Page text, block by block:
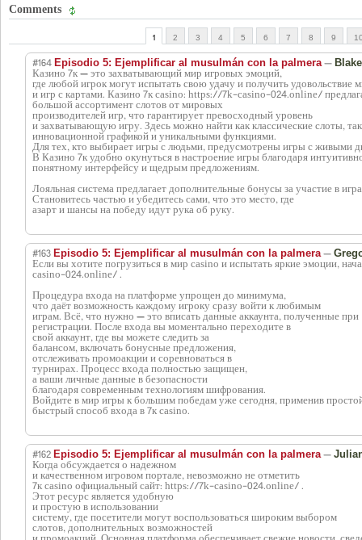
Comments
1 2 3 4 5 6 7 8 9
#164 Episodio 5: Ejemplificar al musulmán con la palmera— Blake
Казино 7к — это захватывающий мир игровых эмоций,
где любой игрок могут испытать свою удачу и получить удовольствие
и игр с картами. Казино 7к casino: https://7k-casino-024.online/
большой ассортимент слотов от мировых
производителей игр, что гарантирует превосходный уровень
и захватывающую игру. Здесь можно найти как классические слоты,
инновационной графикой и уникальными функциями.
Для тех, кто выбирает игры с людьми, предусмотрены игры с живыми
В Казино 7к удобно окунуться в настроение игры благодаря
понятному интерфейсу и щедрым предложениям.
Лояльная система предлагает дополнительные бонусы за участие в
Становитесь частью и убедитесь сами, что это место, где
азарт и шансы на победу идут рука об руку.
#163 Episodio 5: Ejemplificar al musulmán con la palmera—
Если вы хотите погрузиться в мир casino и испытать яркие эмоции,
casino-024.online/ .
Процедура входа на платформе упрощен до минимума,
что даёт возможность каждому игроку сразу войти к любимым
играм. Всё, что нужно — это вписать данные аккаунта, полученные при
регистрации. После входа вы моментально переходите в
свой аккаунт, где вы можете следить за
балансом, включать бонусные предложения,
отслеживать промоакции и соревноваться в
турнирах. Процесс входа полностью защищен,
а ваши личные данные в безопасности
благодаря современным технологиям шифрования.
Войдите в мир игры к большим победам уже сегодня, применив
быстрый способ входа в 7к casino.
#162 Episodio 5: Ejemplificar al musulmán con la palmera—
Когда обсуждается о надежном
и качественном игровом портале, невозможно не отметить
7к casino официальный сайт: https://7k-casino-024.online/ .
Этот ресурс является удобную
и простую в использовании
систему, где посетители могут воспользоваться широким выбором
слотов, дополнительных возможностей